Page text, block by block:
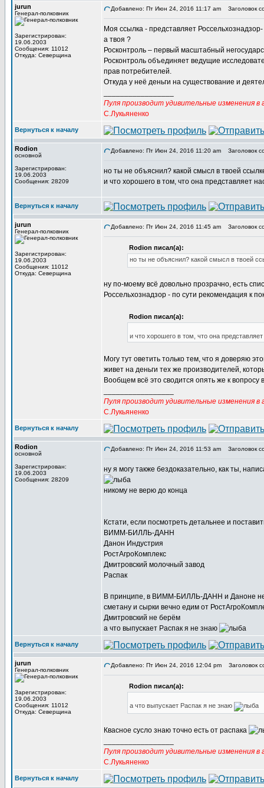
jurun
Генерал-полковник
Зарегистрирован:
19.06.2003
Сообщения: 11012
Откуда: Северщина
Добавлено: Пт Июн 24, 2016 11:17 am Заголовок
Моя ссылка - представляет Россельхознадзор-
а твоя ?
Росконтроль – первый масштабный
Росконтроль объединяет ведущие
прав потребителей.
Откуда у неё деньги на существование и
Пуля производит удивительные изменения в
С.Лукьяненко
Вернуться к началу
Rodion
основной
Зарегистрирован:
19.06.2003
Сообщения: 28209
Добавлено: Пт Июн 24, 2016 11:20 am Заголовок
но ты не объяснил? какой смысл в твоей
и что хорошего в том, что она представляет
Вернуться к началу
jurun
Генерал-полковник
Зарегистрирован:
19.06.2003
Сообщения: 11012
Откуда: Северщина
Добавлено: Пт Июн 24, 2016 11:45 am Заголовок
Rodion писал(а):
но ты не объяснил? какой смысл в твоей
ну по-моему всё довольно прозрачно, есть
Россельхознадзор - по сути рекомендация к
Rodion писал(а):
и что хорошего в том, что она
Могу тут оветить только тем, что я доверяю
живет на деньги тех же производителей,
Вообщем всё это сводится опять же к
Пуля производит удивительные изменения в
С.Лукьяненко
Вернуться к началу
Rodion
основной
Зарегистрирован:
19.06.2003
Сообщения: 28209
Добавлено: Пт Июн 24, 2016 11:53 am Заголовок
ну я могу также бездоказательно, как ты,
никому не верю до конца
Кстати, если посмотреть детальнее и
ВИММ-БИЛЛЬ-ДАНН
Данон Индустрия
РостАгроКомплекс
Дмитровский молочный завод
Распак
В принципе, в ВИММ-БИЛЛЬ-ДАНН и Даноне
сметану и сырки вечно едим от
Дмитровский не берём
а что выпускает Распак я не знаю
Вернуться к началу
jurun
Генерал-полковник
Зарегистрирован:
19.06.2003
Сообщения: 11012
Откуда: Северщина
Добавлено: Пт Июн 24, 2016 12:04 pm Заголовок
Rodion писал(а):
а что выпускает Распак я не знаю
Квасное сусло знаю точно есть от распака
Пуля производит удивительные изменения в
С.Лукьяненко
Вернуться к началу